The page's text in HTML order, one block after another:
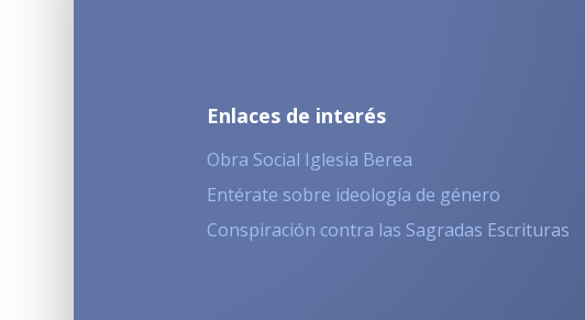
Enlaces de interés
Obra Social Iglesia Berea
Entérate sobre ideología de género
Conspiración contra las Sagradas Escrituras